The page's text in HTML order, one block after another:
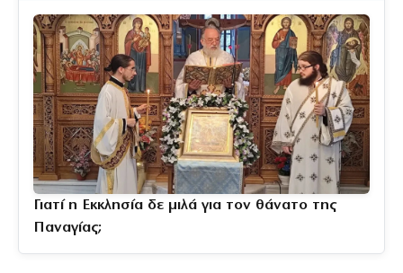
Γιατί η Εκκλησία δε μιλά για τον θάνατο της
Παναγίας;